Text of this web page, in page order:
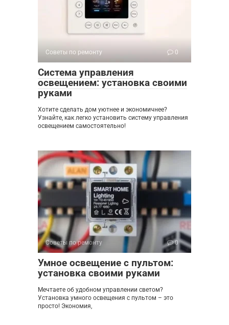
Советы по ремонту 0
Система управления
освещением: установка своими
руками
Хотите сделать дом уютнее и экономичнее?
Узнайте, как легко установить систему управления
освещением самостоятельно!
Советы по ремонту 0
Умное освещение с пультом:
установка своими руками
Мечтаете об удобном управлении светом?
Установка умного освещения с пультом – это
просто! Экономия,